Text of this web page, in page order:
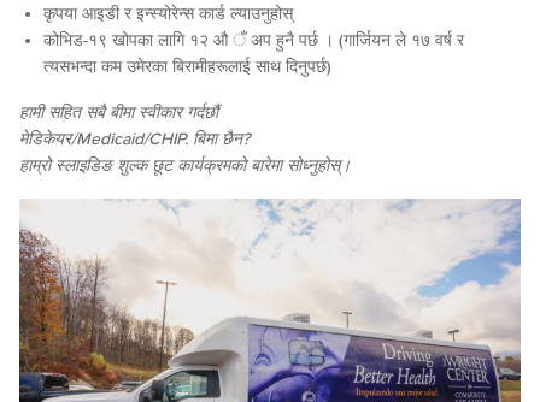
कृपया आइडी र इन्स्योरेन्स कार्ड ल्याउनुहोस्
कोभिड-१९ खोपका लागि १२ औ ँ अप हुनै पर्छ । (गार्जियन ले १७ वर्ष र
त्यसभन्दा कम उमेरका बिरामीहरूलाई साथ दिनुपर्छ)
हामी सहित सबै बीमा स्वीकार गर्दछौं
मेडिकेयर/Medicaid/CHIP. बिमा छैन?
हाम्रो स्लाइडिङ शुल्क छूट कार्यक्रमको बारेमा सोध्नुहोस्।